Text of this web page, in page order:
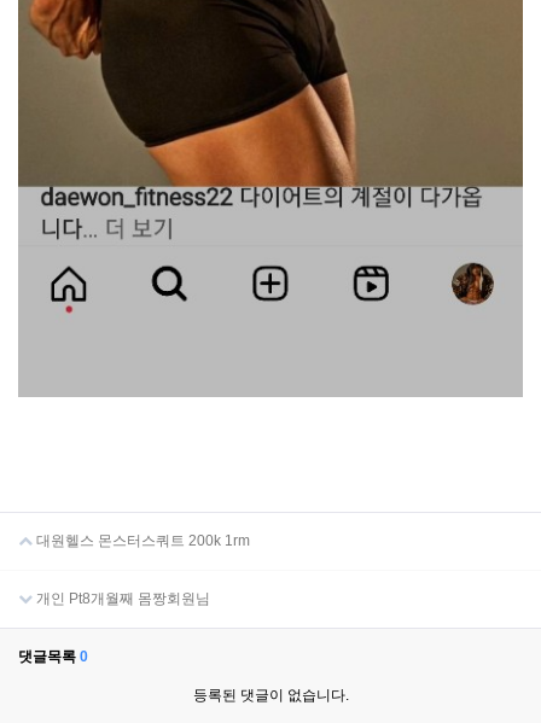
대원헬스 몬스터스쿼트 200k 1rm
개인 Pt8개월째 몸짱회원님
댓글목록 0
등록된 댓글이 없습니다.